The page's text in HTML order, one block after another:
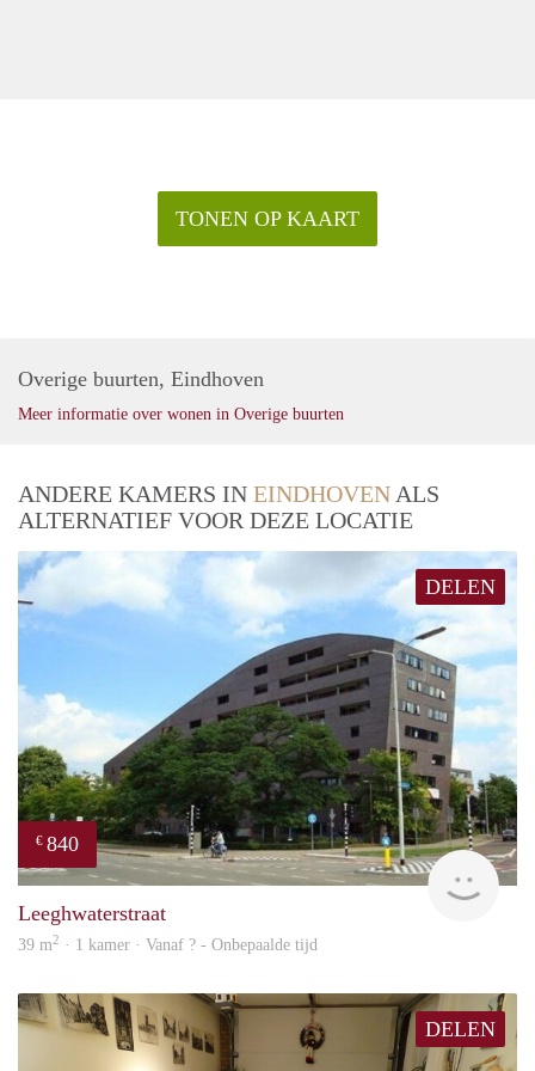
TONEN OP KAART
Overige buurten, Eindhoven
Meer informatie over wonen in Overige buurten
ANDERE KAMERS IN EINDHOVEN ALS
ALTERNATIEF VOOR DEZE LOCATIE
DELEN
€ 840
rent
Leeghwaterstraat
39 m2 · 1 kamer · Vanaf ? - Onbepaalde tijd
DELEN